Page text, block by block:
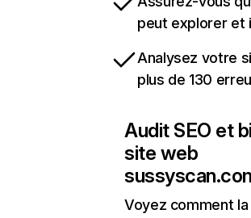
peut explorer et
Analysez votre
plus de 130
Audit SEO et
site web
Voyez comment